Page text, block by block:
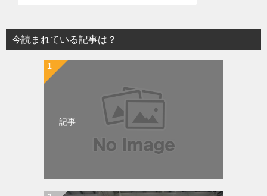
今読まれている記事は？
記事